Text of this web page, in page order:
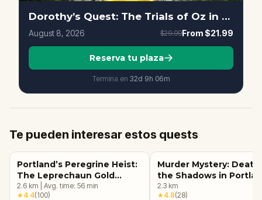
Dorothy’s Quest: The Trials of Oz in Portland
August 8, 2026 $29.99From $21.99
Reserva tu plaza
Termina en 32d 9h 06m
Te pueden interesar estos quests
Portland’s Peregrine Heist:
The Leprechaun Gold
Quest
2.6 km Avg. time: 56 min
★4.4(100)
Murder Mystery: Death
the Shadows in
OR
2.3 km
★4.8(28)